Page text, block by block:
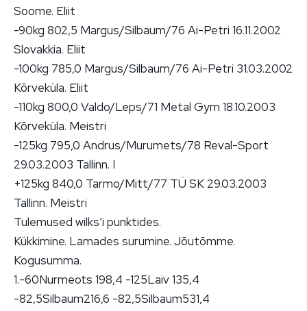
Soome. Eliit
-90kg 802,5 Margus/Silbaum/76 Ai-Petri 16.11.2002
Slovakkia. Eliit
-100kg 785,0 Margus/Silbaum/76 Ai-Petri 31.03.2002
Kõrveküla. Eliit
-110kg 800,0 Valdo/Leps/71 Metal Gym 18.10.2003
Kõrveküla. Meistri
-125kg 795,0 Andrus/Murumets/78 Reval-Sport
29.03.2003 Tallinn. I
+125kg 840,0 Tarmo/Mitt/77 TÜ SK 29.03.2003
Tallinn. Meistri
Tulemused wilks’i punktides.
Kükkimine. Lamades surumine. Jõutõmme.
Kogusumma.
1.-60Nurmeots 198,4 -125Laiv 135,4
-82,5Silbaum216,6 -82,5Silbaum531,4